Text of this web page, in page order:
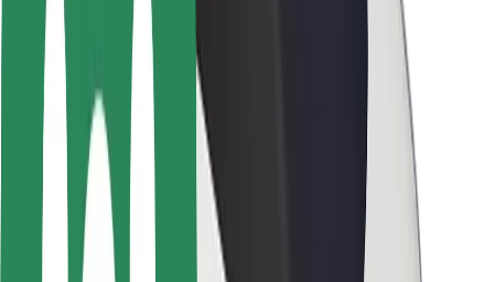
ლოკაციები
ქალაქი უკეთესობისკენ
აეროპორტები
Bolt-ის დასატენი სადგური
მხარდაჭერა
მგზავრებისთვის